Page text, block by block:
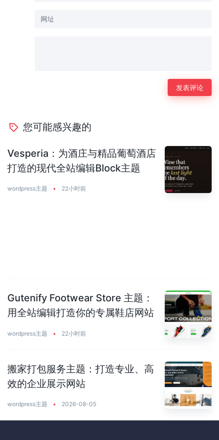
您可能感兴趣的
Vesperia：为酒庄与精品葡萄酒店
打造的现代全站编辑Block主题
wordpress主题 • 22小时前
Gutenify Footwear Store 主题：
用全站编辑打造你的专属鞋店网站
wordpress主题 • 22小时前
搬家打包服务主题：打造专业、高
效的企业展示网站
wordpress主题 • 2026-08-05